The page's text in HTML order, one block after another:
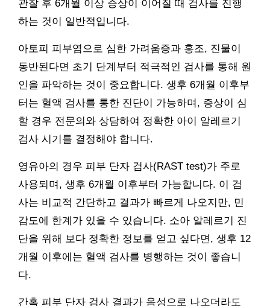
관찰 후 6개월 이상 증상이 이어질 때 검사를 진행
하는 것이 일반적입니다.
아토피 피부염으로 심한 가려움증과 홍조, 진물이
동반된다면 초기 단계부터 적극적인 검사를 통해 원
인을 파악하는 것이 중요합니다. 생후 6개월 이후부
터는 혈액 검사를 통한 진단이 가능하며, 증상이 심
할 경우 전문의와 상담하여 정확한 아이 알레르기
검사 시기를 결정해야 합니다.
영유아의 경우 피부 단자 검사(RAST test)가 주로
사용되며, 생후 6개월 이후부터 가능합니다. 이 검
사는 비교적 간단하고 결과가 빠르게 나오지만, 민
감도에 한계가 있을 수 있습니다. 소아 알레르기 진
단을 위해 보다 정확한 정보를 얻고 싶다면, 생후 12
개월 이후에는 혈액 검사를 병행하는 것이 좋습니
다.
간혹 피부 단자 검사 결과가 음성으로 나오더라도